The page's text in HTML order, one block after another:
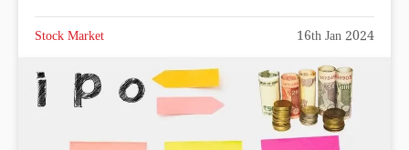
Stock Market 16th Jan 2024